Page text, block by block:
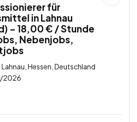
für
in Lahnau
– 18,00 € / Stunde
Nebenjobs,
Hessen, Deutschland
2026